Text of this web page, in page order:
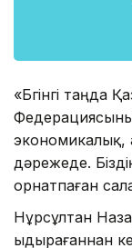
«Бүгінгі таңда
экономикалық,
дәрежеде.
орнатпаған
Нұрсұлтан
ыдырағаннан